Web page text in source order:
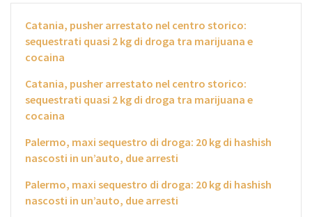
Catania, pusher arrestato nel centro storico:
sequestrati quasi 2 kg di droga tra marijuana e
cocaina
Catania, pusher arrestato nel centro storico:
sequestrati quasi 2 kg di droga tra marijuana e
cocaina
Palermo, maxi sequestro di droga: 20 kg di hashish
nascosti in un’auto, due arresti
Palermo, maxi sequestro di droga: 20 kg di hashish
nascosti in un’auto, due arresti